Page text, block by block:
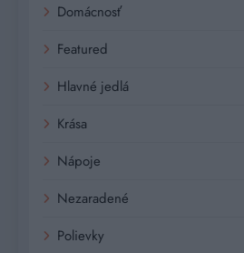
Domácnosť
Featured
Hlavné jedlá
Krása
Nápoje
Nezaradené
Polievky